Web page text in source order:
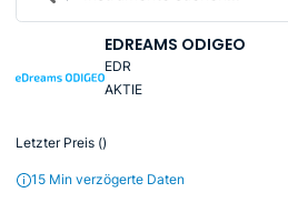
EDREAMS ODIGEO
EDR
AKTIE
Letzter Preis ()
15 Min verzögerte Daten